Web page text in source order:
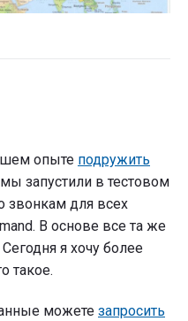
опыте подружить
запустили в тестовом
звонкам для всех
В основе все та же
я хочу более
такое.
можете запросить